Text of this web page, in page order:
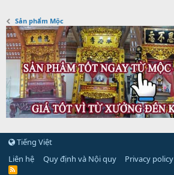
Sản phẩm Mộc
Tiếng Việt
Liên hệ
Quy định và Nội quy Privacy policy
R